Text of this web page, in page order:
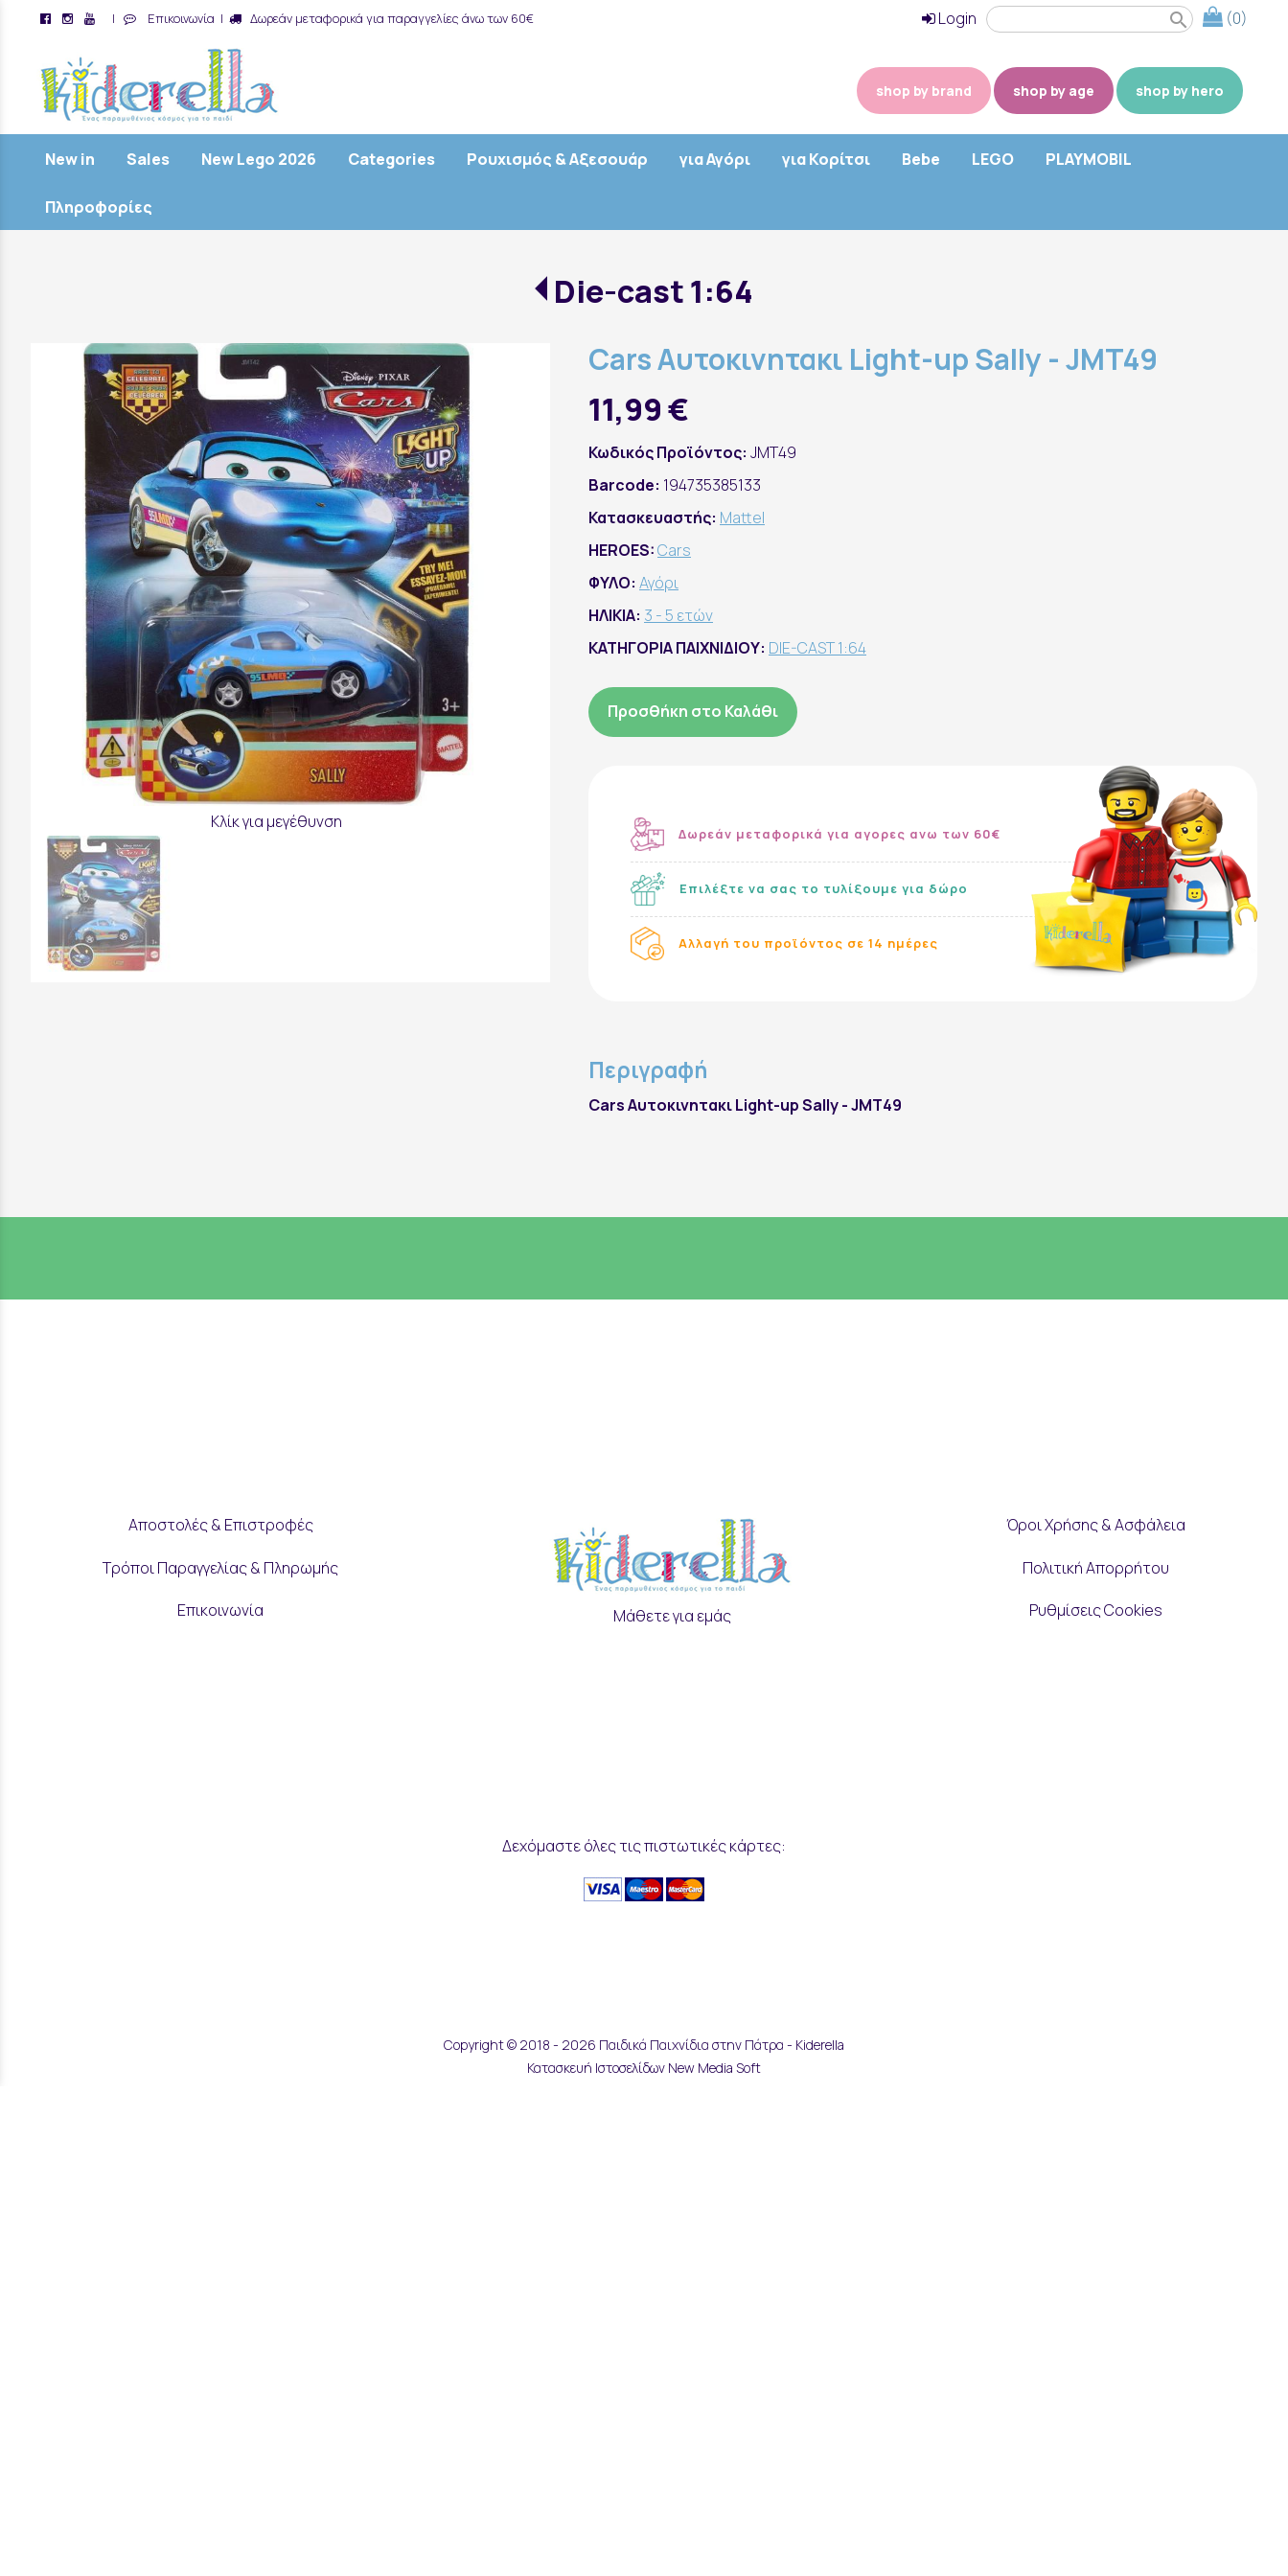
| Επικοινωνία | Δωρεάν μεταφορικά για παραγγελίες άνω των 60€ (0)
search
Login
shop by brand shop by age shop by hero
New in Sales New Lego 2026 Categories Ρουχισμός & Αξεσουάρ για Αγόρι για Κορίτσι Bebe LEGO PLAYMOBIL
Πληροφορίες
Die-cast 1:64
Κλίκ για μεγέθυνση
Cars Αυτοκινητακι Light-up Sally - JMT49
11,99 €
Κωδικός Προϊόντος: JMT49
Barcode: 194735385133
Κατασκευαστής: Mattel
HEROES:Cars
ΦΥΛΟ: Αγόρι
ΗΛΙΚΙΑ: 3 - 5 ετών
ΚΑΤΗΓΟΡΙΑ ΠΑΙΧΝΙΔΙΟΥ: DIE-CAST 1:64
Προσθήκη στο Καλάθι
Δωρεάν μεταφορικά για αγορες ανω των 60€
Επιλέξτε να σας το τυλίξουμε για δώρο
Αλλαγή του προϊόντος σε 14 ημέρες
Περιγραφή
Cars Αυτοκινητακι Light-up Sally - JMT49
Επικοινωνήστε μαζί μας:
Εγγραφή στο Newsletter
εγγραφή
Ακολουθήστε μας:
Αποστολές & Επιστροφές
Τρόποι Παραγγελίας & Πληρωμής
Επικοινωνία Μάθετε για εμάς
Όροι Χρήσης & Ασφάλεια
Πολιτική Απορρήτου
Ρυθμίσεις Cookies
Δεχόμαστε όλες τις πιστωτικές κάρτες:
Copyright © 2018 - 2026 Παιδικά Παιχνίδια στην Πάτρα - Kiderella
Κατασκευή Ιστοσελίδων New Media Soft